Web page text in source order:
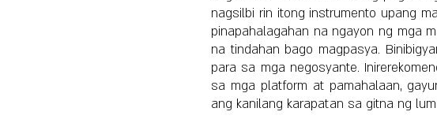
nagsilbi rin itong instrumento upang
pinapahalagahan na ngayon ng mga
na tindahan bago magpasya.
para sa mga negosyante.
sa mga platform at pamahalaan,
ang kanilang karapatan sa gitna ng